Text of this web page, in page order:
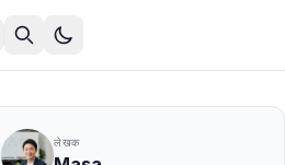
लेखक